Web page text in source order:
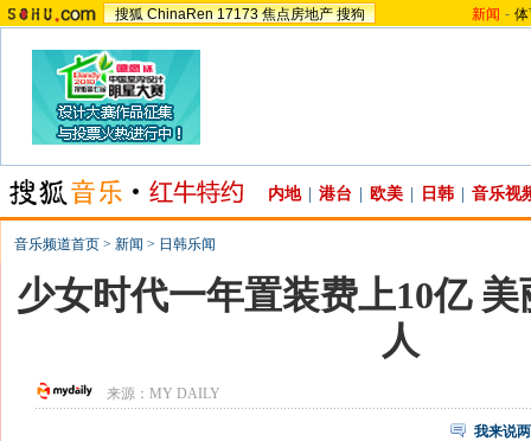
搜狐 ChinaRen 17173 焦点房地产 搜狗 新闻 -
内地 港台 欧美 日韩 音乐视
音乐频道首页 > 新闻 > 日韩乐闻
少女时代一年置装费上10亿
人
来源： MY DAILY
我来说